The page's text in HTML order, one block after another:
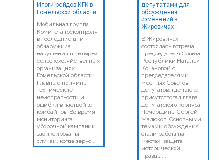
Итоги рейдов КГК в
Гомельской области
Мобильная группа
Комитета госконтроля
в последние дни
обнаружила
нарушения в четырех
сельскохозяйственных
организациях
Гомельской области.
Главные причины –
технические
неисправности и
ошибки в настройке
комбайнов. Во время
мониторинга
уборочной кампании
зафиксированы
случаи, когда зерно...
депутатами для
обсуждения
изменений в
Жировичах
В Жировичах
состоялась встреча
председателя Совета
Республики Натальи
Кочановой с
председателями
местных Советов
депутатов, где также
присутствовал глава
депутатского корпуса
Чечерщины Сергей
Малюков. Основными
темами обсуждения
стали работа на
местах, защита
исторической
правды,...